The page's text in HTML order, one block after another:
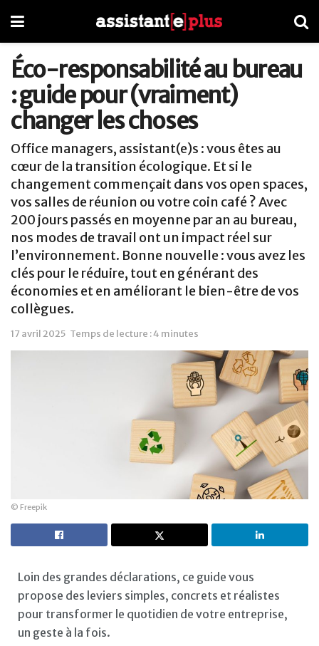
Éco-responsabilité au bureau
: guide pour (vraiment)
changer les choses
Office managers, assistant(e)s : vous êtes au
cœur de la transition écologique. Et si le
changement commençait dans vos open spaces,
vos salles de réunion ou votre coin café ? Avec
200 jours passés en moyenne par an au bureau,
nos modes de travail ont un impact réel sur
l’environnement. Bonne nouvelle : vous avez les
clés pour le réduire, tout en générant des
économies et en améliorant le bien-être de vos
collègues.
17 avril 2025 Temps de lecture : 4 minutes
© Freepik
Loin des grandes déclarations, ce guide vous
propose des leviers simples, concrets et réalistes
pour transformer le quotidien de votre entreprise,
un geste à la fois.